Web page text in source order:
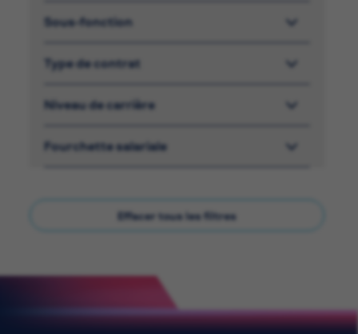
Sous-fonction
Type de contrat
Niveau de carrière
Fourchette salariale
Effacer tous les filtres